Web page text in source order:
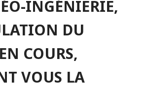
INGÉNIERIE,
DU
COURS,
VOUS LA